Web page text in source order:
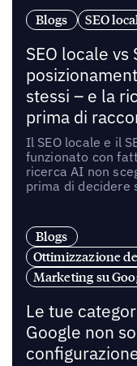
Blogs SEO
SEO locale
stessi – e la
prima di
Il SEO locale e il
funzionato con
ricerca AI non
prima di decidere
Blogs
Ottimizzazione
Marketing su
Le tue
Google non